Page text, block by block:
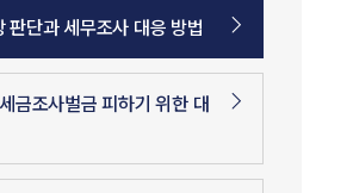
판단과 세무조사 대응 방법
금조사벌금 피하기 위한 대